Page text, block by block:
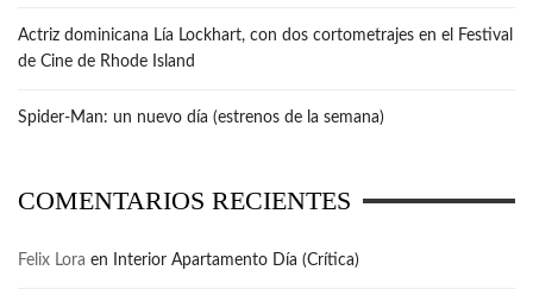
Actriz dominicana Lía Lockhart, con dos cortometrajes en el Festival
de Cine de Rhode Island
Spider-Man: un nuevo día (estrenos de la semana)
COMENTARIOS RECIENTES
Felix Lora en Interior Apartamento Día (Crítica)